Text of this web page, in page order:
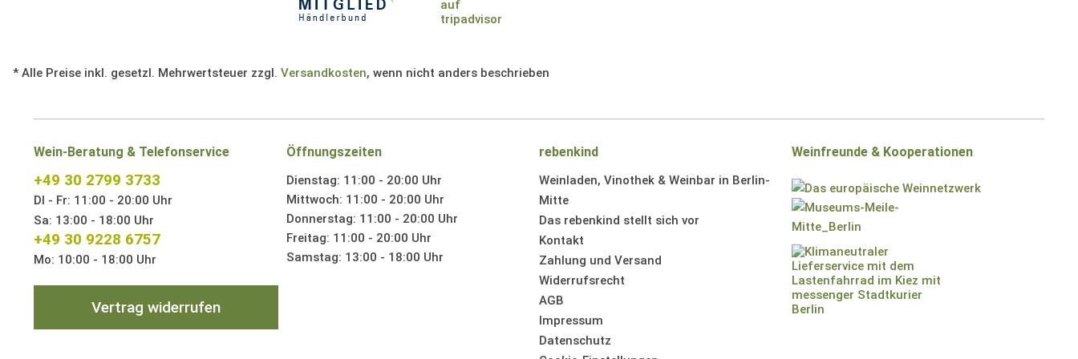
* Alle Preise inkl. gesetzl. Mehrwertsteuer zzgl. Versandkosten, wenn nicht anders beschrieben
Wein-Beratung & Telefonservice
+49 30 2799 3733
DI - Fr: 11:00 - 20:00 Uhr
Sa: 13:00 - 18:00 Uhr
+49 30 9228 6757
Mo: 10:00 - 18:00 Uhr
Vertrag widerrufen
Öffnungszeiten
Dienstag: 11:00 - 20:00 Uhr
Mittwoch: 11:00 - 20:00 Uhr
Donnerstag: 11:00 - 20:00 Uhr
Freitag: 11:00 - 20:00 Uhr
Samstag: 13:00 - 18:00 Uhr
rebenkind
Weinladen, Vinothek & Weinbar in Berlin-
Mitte
Das rebenkind stellt sich vor
Kontakt
Zahlung und Versand
Widerrufsrecht
AGB
Impressum
Datenschutz
Weinfreunde & Kooperationen